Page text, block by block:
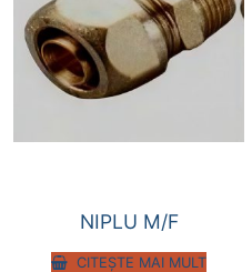
NIPLU M/F
CITEȘTE MAI MULT